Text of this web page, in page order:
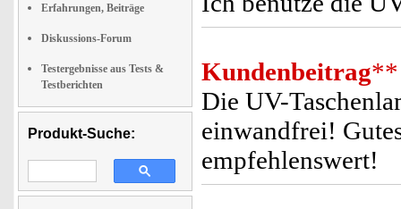
Erfahrungen, Beiträge
Diskussions-Forum
Testergebnisse aus Tests &
Testberichten
Produkt-Suche:
Kundenbeitrag**
Die UV-
einwandfrei!
empfehlenswert!